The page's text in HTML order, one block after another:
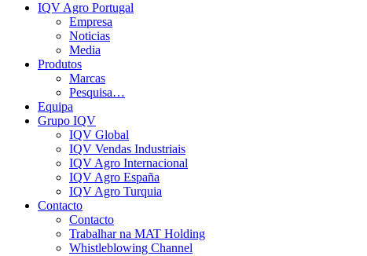
IQV Agro Portugal
Empresa
Noticias
Media
Produtos
Marcas
Pesquisa…
Equipa
Grupo IQV
IQV Global
IQV Vendas Industriais
IQV Agro Internacional
IQV Agro España
IQV Agro Turquia
Contacto
Contacto
Trabalhar na MAT Holding
Whistleblowing Channel